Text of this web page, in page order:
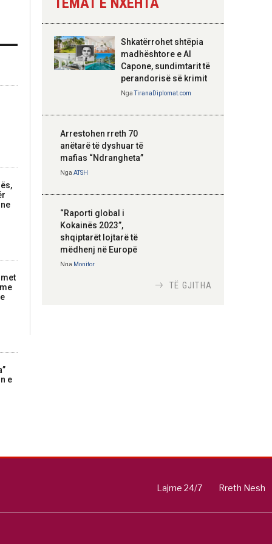
e
Hoxha takim me
zyrtarë të lartë të
DASH: Angazhim i
përbashkët për
strategjik
Shkatërrohet shtëpia
madhështore e Al
Capone, sundimtarit të
perandorisë së krimit
NgaTiranaDiplomat.com
Arrestohen rreth 70
anëtarë të dyshuar të
mafias “Ndrangheta”
Nga ATSH
“Raporti global i
Kokainës 2023”,
shqiptarët lojtarë të
mëdhenj në Europë
Nga Monitor
TË GJITHA
Lajme 24/7 Rreth Nesh